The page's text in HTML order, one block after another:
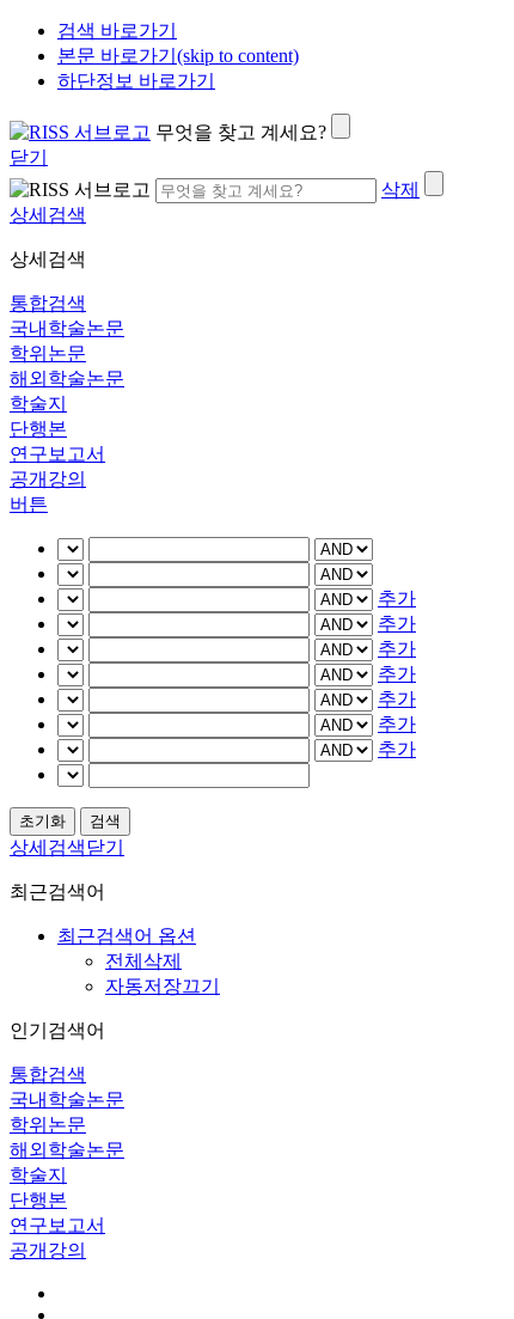
검색 바로가기
본문 바로가기(skip to content)
하단정보 바로가기
무엇을 찾고 계세요?
닫기
삭제
상세검색
상세검색
통합검색
국내학술논문
학위논문
해외학술논문
학술지
단행본
연구보고서
공개강의
버튼
추가
추가
추가
추가
추가
추가
추가
상세검색닫기
최근검색어
최근검색어 옵션
전체삭제
자동저장끄기
인기검색어
통합검색
국내학술논문
학위논문
해외학술논문
학술지
단행본
연구보고서
공개강의